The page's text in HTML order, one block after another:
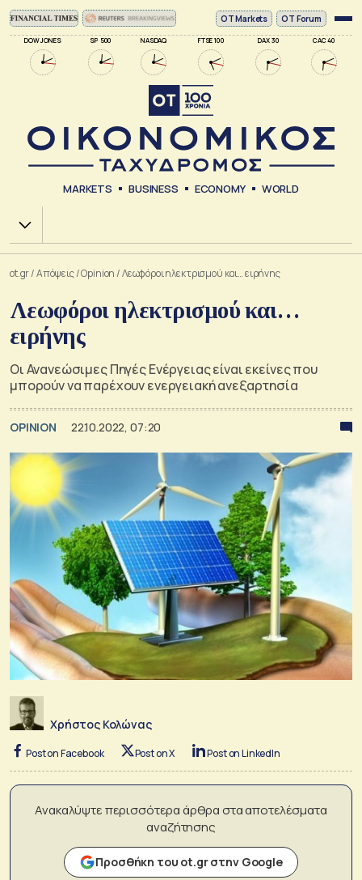
DOW JONES SP 500 NASDAQ FTSE 100 DAX 30 CAC 40
ΟΤ Markets OT Forum
MARKETS BUSINESS ECONOMY WORLD
Χ.Α.
ot.gr/Απόψεις/Opinion /Λεωφόροι ηλεκτρισμού και… ειρήνης
Λεωφόροι ηλεκτρισμού και…
ειρήνης
Οι Ανανεώσιμες Πηγές Ενέργειας είναι εκείνες που
μπορούν να παρέχουν ενεργειακή ανεξαρτησία
OPINION 22.10.2022, 07:20
Χρήστος Κολώνας
Post on Facebook Post on X Post on LinkedIn
Ανακαλύψτε περισσότερα άρθρα στα αποτελέσματα
αναζήτησης
Προσθήκη του ot.gr στην Google